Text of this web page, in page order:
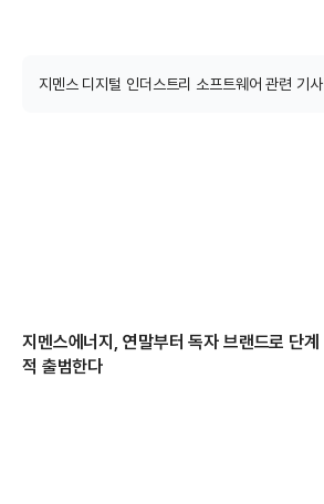
지멘스 디지털 인더스트리 소프트웨어 관련 기사
지멘스에너지, 연말부터 독자 브랜드로 단계
적 출범한다